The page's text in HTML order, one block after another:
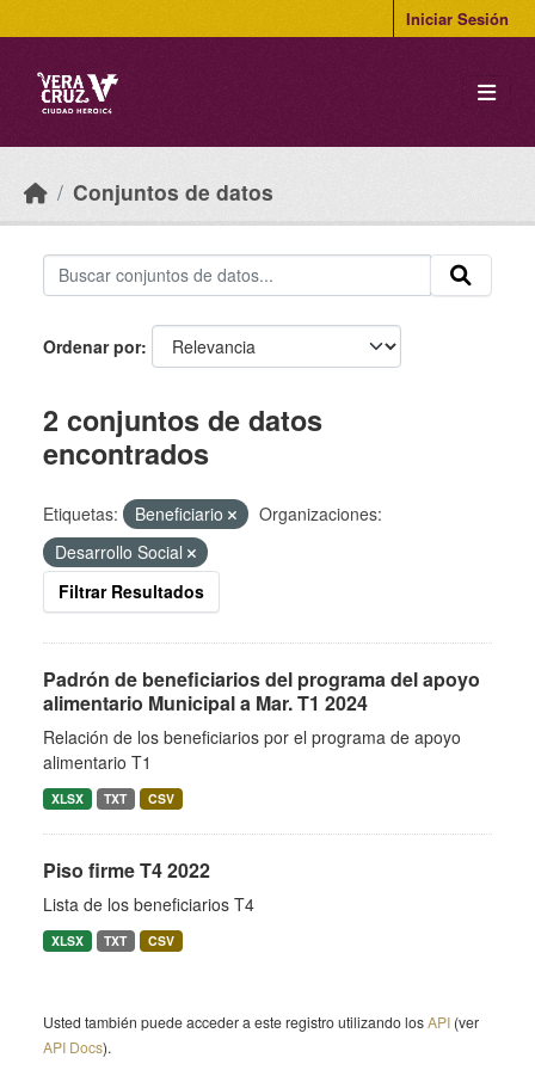
Iniciar Sesión
Conjuntos de datos
Ordenar por
2 conjuntos de datos
encontrados
Etiquetas: Beneficiario
Organizaciones:
Desarrollo Social
Filtrar Resultados
Padrón de beneficiarios del programa del apoyo
alimentario Municipal a Mar. T1 2024
Relación de los beneficiarios por el programa de apoyo
alimentario T1
XLSX TXT CSV
Piso firme T4 2022
Lista de los beneficiarios T4
XLSX TXT CSV
Usted también puede acceder a este registro utilizando losAPI (ver
API Docs).